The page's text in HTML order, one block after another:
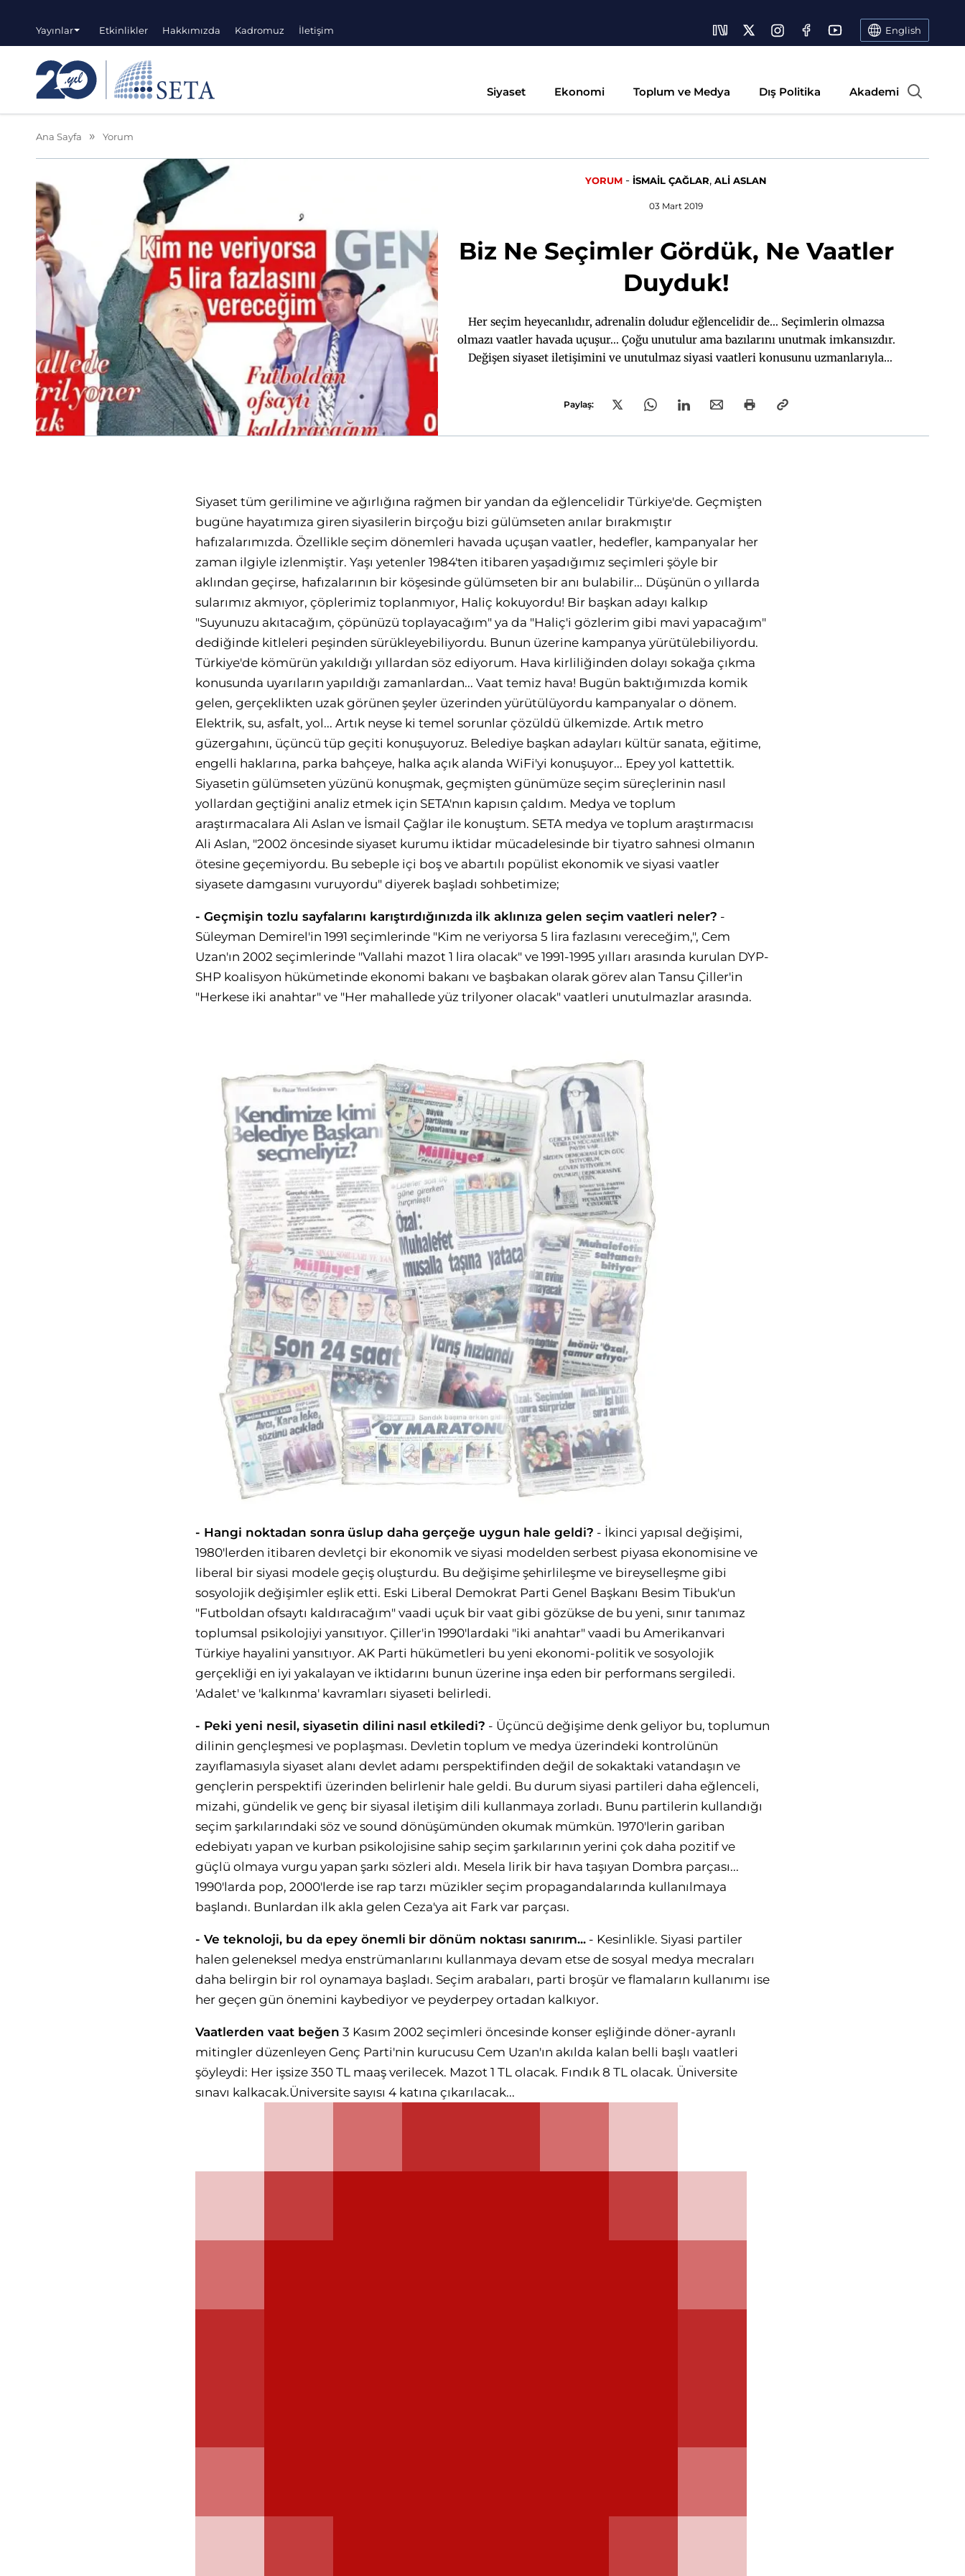
Yayınlar Etkinlikler Hakkımızda Kadromuz İletişim English
Siyaset Ekonomi Toplum ve Medya Dış Politika Akademi
Ana Sayfa Yorum
YORUM - İSMAİL ÇAĞLAR,ALİ ASLAN
03 Mart 2019
Biz Ne Seçimler Gördük, Ne Vaatler
Duyduk!
Her seçim heyecanlıdır, adrenalin doludur eğlencelidir de... Seçimlerin olmazsa
olmazı vaatler havada uçuşur... Çoğu unutulur ama bazılarını unutmak imkansızdır.
Değişen siyaset iletişimini ve unutulmaz siyasi vaatleri konusunu uzmanlarıyla
Paylaş:
Siyaset tüm gerilimine ve ağırlığına rağmen bir yandan da eğlencelidir Türkiye'de. Geçmişten
bugüne hayatımıza giren siyasilerin birçoğu bizi gülümseten anılar bırakmıştır
hafızalarımızda. Özellikle seçim dönemleri havada uçuşan vaatler, hedefler, kampanyalar her
zaman ilgiyle izlenmiştir. Yaşı yetenler 1984'ten itibaren yaşadığımız seçimleri şöyle bir
aklından geçirse, hafızalarının bir köşesinde gülümseten bir anı bulabilir... Düşünün o yıllarda
sularımız akmıyor, çöplerimiz toplanmıyor, Haliç kokuyordu! Bir başkan adayı kalkıp
"Suyunuzu akıtacağım, çöpünüzü toplayacağım" ya da "Haliç'i gözlerim gibi mavi yapacağım"
dediğinde kitleleri peşinden sürükleyebiliyordu. Bunun üzerine kampanya yürütülebiliyordu.
Türkiye'de kömürün yakıldığı yıllardan söz ediyorum. Hava kirliliğinden dolayı sokağa çıkma
konusunda uyarıların yapıldığı zamanlardan... Vaat temiz hava! Bugün baktığımızda komik
gelen, gerçeklikten uzak görünen şeyler üzerinden yürütülüyordu kampanyalar o dönem.
Elektrik, su, asfalt, yol... Artık neyse ki temel sorunlar çözüldü ülkemizde. Artık metro
güzergahını, üçüncü tüp geçiti konuşuyoruz. Belediye başkan adayları kültür sanata, eğitime,
engelli haklarına, parka bahçeye, halka açık alanda WiFi'yi konuşuyor... Epey yol kattettik.
Siyasetin gülümseten yüzünü konuşmak, geçmişten günümüze seçim süreçlerinin nasıl
yollardan geçtiğini analiz etmek için SETA'nın kapısın çaldım. Medya ve toplum
araştırmacalara Ali Aslan ve İsmail Çağlar ile konuştum. SETA medya ve toplum araştırmacısı
Ali Aslan, "2002 öncesinde siyaset kurumu iktidar mücadelesinde bir tiyatro sahnesi olmanın
ötesine geçemiyordu. Bu sebeple içi boş ve abartılı popülist ekonomik ve siyasi vaatler
siyasete damgasını vuruyordu" diyerek başladı sohbetimize;
- Geçmişin tozlu sayfalarını karıştırdığınızda ilk aklınıza gelen seçim vaatleri neler? -
Süleyman Demirel'in 1991 seçimlerinde "Kim ne veriyorsa 5 lira fazlasını vereceğim,", Cem
Uzan'ın 2002 seçimlerinde "Vallahi mazot 1 lira olacak" ve 1991-1995 yılları arasında kurulan DYP-
SHP koalisyon hükümetinde ekonomi bakanı ve başbakan olarak görev alan Tansu Çiller'in
"Herkese iki anahtar" ve "Her mahallede yüz trilyoner olacak" vaatleri unutulmazlar arasında.
- Hangi noktadan sonra üslup daha gerçeğe uygun hale geldi? - İkinci yapısal değişimi,
1980'lerden itibaren devletçi bir ekonomik ve siyasi modelden serbest piyasa ekonomisine ve
liberal bir siyasi modele geçiş oluşturdu. Bu değişime şehirlileşme ve bireyselleşme gibi
sosyolojik değişimler eşlik etti. Eski Liberal Demokrat Parti Genel Başkanı Besim Tibuk'un
"Futboldan ofsaytı kaldıracağım" vaadi uçuk bir vaat gibi gözükse de bu yeni, sınır tanımaz
toplumsal psikolojiyi yansıtıyor. Çiller'in 1990'lardaki "iki anahtar" vaadi bu Amerikanvari
Türkiye hayalini yansıtıyor. AK Parti hükümetleri bu yeni ekonomi-politik ve sosyolojik
gerçekliği en iyi yakalayan ve iktidarını bunun üzerine inşa eden bir performans sergiledi.
'Adalet' ve 'kalkınma' kavramları siyaseti belirledi.
- Peki yeni nesil, siyasetin dilini nasıl etkiledi? - Üçüncü değişime denk geliyor bu, toplumun
dilinin gençleşmesi ve poplaşması. Devletin toplum ve medya üzerindeki kontrolünün
zayıflamasıyla siyaset alanı devlet adamı perspektifinden değil de sokaktaki vatandaşın ve
gençlerin perspektifi üzerinden belirlenir hale geldi. Bu durum siyasi partileri daha eğlenceli,
mizahi, gündelik ve genç bir siyasal iletişim dili kullanmaya zorladı. Bunu partilerin kullandığı
seçim şarkılarındaki söz ve sound dönüşümünden okumak mümkün. 1970'lerin gariban
edebiyatı yapan ve kurban psikolojisine sahip seçim şarkılarının yerini çok daha pozitif ve
güçlü olmaya vurgu yapan şarkı sözleri aldı. Mesela lirik bir hava taşıyan Dombra parçası...
1990'larda pop, 2000'lerde ise rap tarzı müzikler seçim propagandalarında kullanılmaya
başlandı. Bunlardan ilk akla gelen Ceza'ya ait Fark var parçası.
- Ve teknoloji, bu da epey önemli bir dönüm noktası sanırım... - Kesinlikle. Siyasi partiler
halen geleneksel medya enstrümanlarını kullanmaya devam etse de sosyal medya mecraları
daha belirgin bir rol oynamaya başladı. Seçim arabaları, parti broşür ve flamaların kullanımı ise
her geçen gün önemini kaybediyor ve peyderpey ortadan kalkıyor.
Vaatlerden vaat beğen 3 Kasım 2002 seçimleri öncesinde konser eşliğinde döner-ayranlı
mitingler düzenleyen Genç Parti'nin kurucusu Cem Uzan'ın akılda kalan belli başlı vaatleri
şöyleydi: Her işsize 350 TL maaş verilecek. Mazot 1 TL olacak. Fındık 8 TL olacak. Üniversite
sınavı kalkacak.Üniversite sayısı 4 katına çıkarılacak...